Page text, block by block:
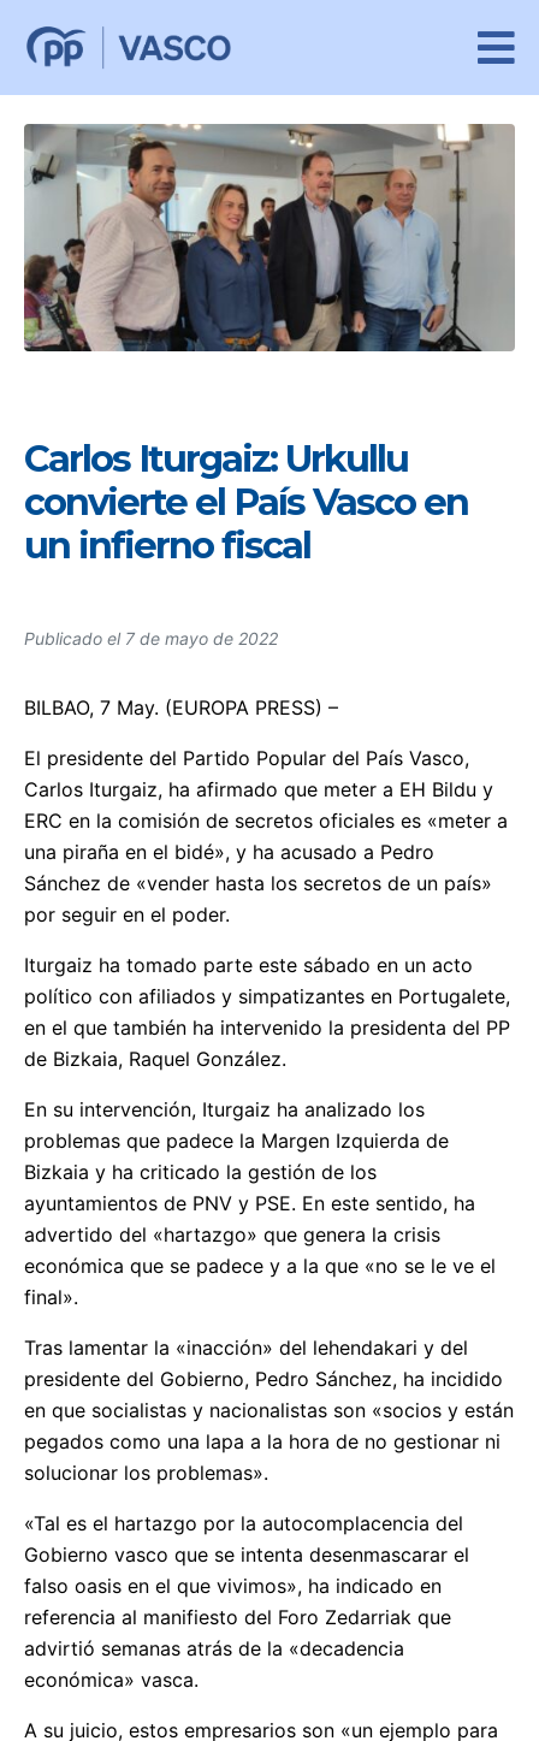
Publicado el 7 de mayo de 2022
Carlos Iturgaiz: Urkullu
convierte el País Vasco en
un infierno fiscal
BILBAO, 7 May. (EUROPA PRESS) –
El presidente del Partido Popular del País Vasco,
Carlos Iturgaiz, ha afirmado que meter a EH Bildu y
ERC en la comisión de secretos oficiales es «meter a
una piraña en el bidé», y ha acusado a Pedro
Sánchez de «vender hasta los secretos de un país»
por seguir en el poder.
Iturgaiz ha tomado parte este sábado en un acto
político con afiliados y simpatizantes en Portugalete,
en el que también ha intervenido la presidenta del PP
de Bizkaia, Raquel González.
En su intervención, Iturgaiz ha analizado los
problemas que padece la Margen Izquierda de
Bizkaia y ha criticado la gestión de los
ayuntamientos de PNV y PSE. En este sentido, ha
advertido del «hartazgo» que genera la crisis
económica que se padece y a la que «no se le ve el
final».
Tras lamentar la «inacción» del lehendakari y del
presidente del Gobierno, Pedro Sánchez, ha incidido
en que socialistas y nacionalistas son «socios y están
pegados como una lapa a la hora de no gestionar ni
solucionar los problemas».
«Tal es el hartazgo por la autocomplacencia del
Gobierno vasco que se intenta desenmascarar el
falso oasis en el que vivimos», ha indicado en
referencia al manifiesto del Foro Zedarriak que
advirtió semanas atrás de la «decadencia
económica» vasca.
A su juicio, estos empresarios son «un ejemplo para